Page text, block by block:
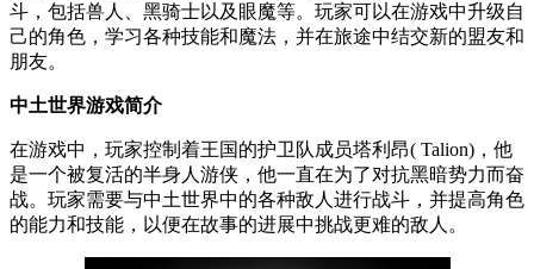
斗，包括兽人、黑骑士以及眼魔等。玩家可以在游戏中升级自
己的角色，学习各种技能和魔法，并在旅途中结交新的盟友和
朋友。
中土世界游戏简介
在游戏中，玩家控制着王国的护卫队成员塔利昂( Talion)，他
是一个被复活的半身人游侠，他一直在为了对抗黑暗势力而奋
战。玩家需要与中土世界中的各种敌人进行战斗，并提高角色
的能力和技能，以便在故事的进展中挑战更难的敌人。